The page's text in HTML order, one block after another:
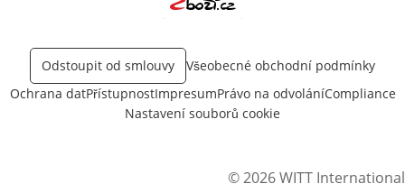
Odstoupit od smlouvy
Všeobecné obchodní podmínky
Ochrana datPřístupnostImpresumPrávo na odvoláníCompliance
Nastavení souborů cookie
© 2026 WITT International